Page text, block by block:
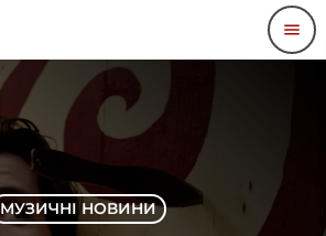
menu
МУЗИЧНІ НОВИНИ